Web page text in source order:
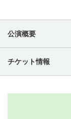
公演概要
チケット情報